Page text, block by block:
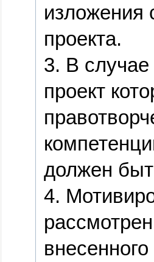
изложения
проекта.
3. В случае
проект
должен
4.